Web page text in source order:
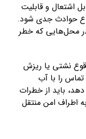
اشتعال و قابلیت
حوادث جدی شود.
در محل‌هایی که خطر
نشتی یا ریزش
را با آب
باید از خطرات
اطراف امن منتقل